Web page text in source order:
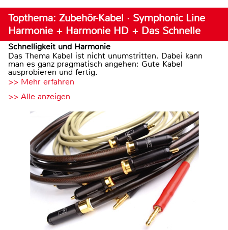
Topthema: Zubehör-Kabel · Symphonic Line
Harmonie + Harmonie HD + Das Schnelle
Schnelligkeit und Harmonie
Das Thema Kabel ist nicht unumstritten. Dabei kann
man es ganz pragmatisch angehen: Gute Kabel
ausprobieren und fertig.
>> Mehr erfahren
>> Alle anzeigen